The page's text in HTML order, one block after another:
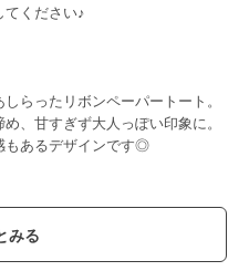
てください♪
らったリボンペーパートート。
、甘すぎず大人っぽい印象に。
もあるデザインです◎
キープしてくれます。